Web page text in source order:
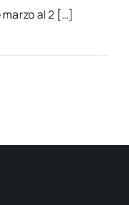
mar­zo al 2 […]